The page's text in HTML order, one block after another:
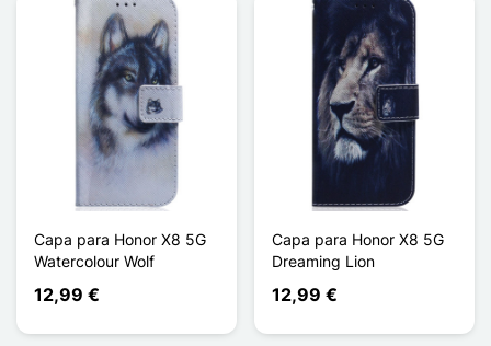
Capa para Honor X8 5G
Watercolour Wolf
12,99 €
Capa para Honor X8 5G
Dreaming Lion
12,99 €